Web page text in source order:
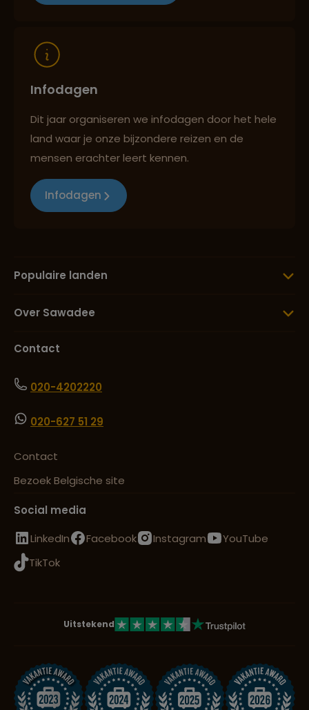
Infodagen
Dit jaar organiseren we infodagen door het hele
land waar je onze bijzondere reizen en de
mensen erachter leert kennen.
Infodagen
Populaire landen
Over Sawadee
Contact
020-4202220
020-627 51 29
Contact
Bezoek Belgische site
Social media
LinkedIn
Facebook Instagram
YouTube
TikTok
Uitstekend